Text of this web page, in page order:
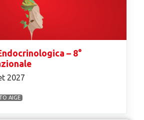
– 8°
2027
AIGE